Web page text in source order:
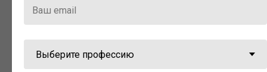
победителем премии «Время